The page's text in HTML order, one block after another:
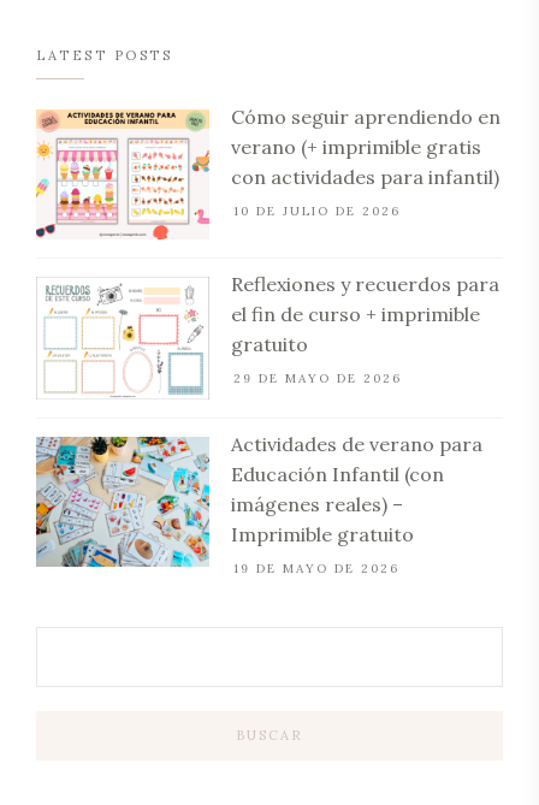
LATEST POSTS
Cómo seguir aprendiendo en
verano (+ imprimible gratis
con actividades para infantil)
10 DE JULIO DE 2026
Reflexiones y recuerdos para
el fin de curso + imprimible
gratuito
29 DE MAYO DE 2026
Actividades de verano para
Educación Infantil (con
imágenes reales) –
Imprimible gratuito
19 DE MAYO DE 2026
BUSCAR